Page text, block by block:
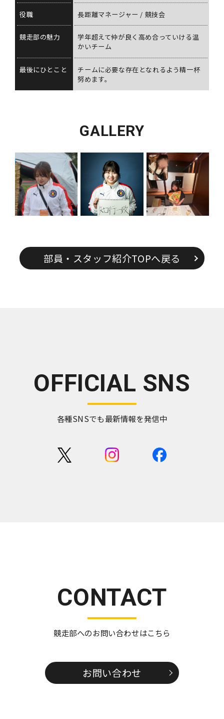
役職 長距離マネージャー / 競技会
競走部の魅力
学年超えて仲が良く高め合っていける温
かいチーム
最後にひとこと
チームに必要な存在となれるよう精一杯
努めます。
GALLERY
部員・スタッフ紹介TOPへ戻る
OFFICIAL SNS
各種SNSでも最新情報を発信中
CONTACT
競走部へのお問い合わせはこちら
お問い合わせ